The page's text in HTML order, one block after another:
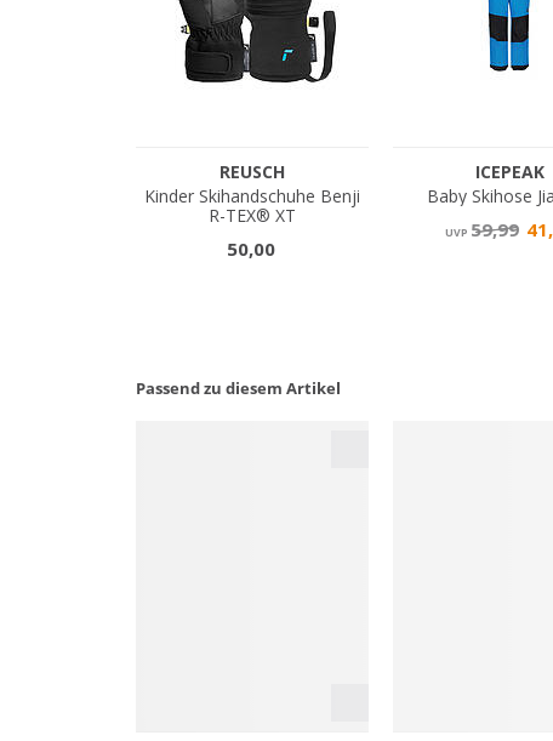
Passend zu diesem Artikel